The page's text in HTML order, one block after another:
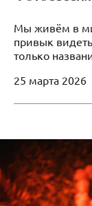
Мы живём в
привык
только
25 марта 2026